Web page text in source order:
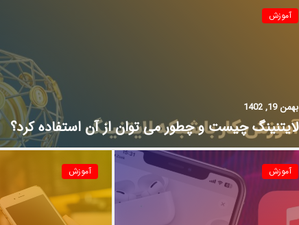
اسکریپت
آموزش
بهمن 19, 1402
لایتنینگ چیست و چطور می توان از آن استفاده کرد؟
آموزش آموزش